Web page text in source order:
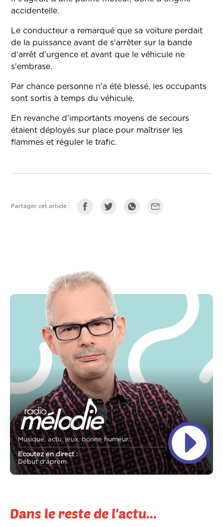
accidentelle.
Le conducteur a remarqué que sa voiture perdait
de la puissance avant de s'arrêter sur la bande
d'arrêt d'urgence et avant que le véhicule ne
s'embrase.
Par chance personne n'a été blessé, les occupants
sont sortis à temps du véhicule.
En revanche d'importants moyens de secours
étaient déployés sur place pour maîtriser les
flammes et réguler le trafic.
Partager cet article :
Musique, actu, jeux, bonne humeur...
Ecoutez en direct :
Début d'aprèm
Dans le reste de l'actu...